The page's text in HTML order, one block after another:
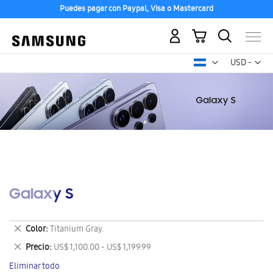
Puedes pagar con Paypal, Visa o Mastercard
USD -
dólar
Mi carrito
Galaxy S
Color Titanium Gray.
Eliminar
este
artículo
Precio US$ 1,100.00 - US$ 1,199.99
Eliminar
este
Eliminar todo